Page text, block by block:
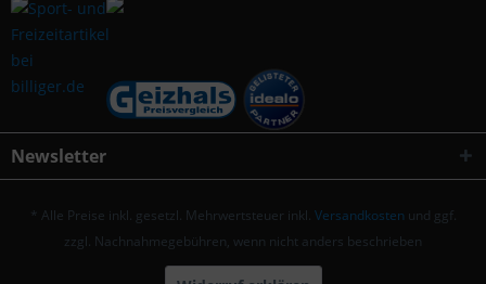
Newsletter
* Alle Preise inkl. gesetzl. Mehrwertsteuer inkl. Versandkosten und ggf.
zzgl. Nachnahmegebühren, wenn nicht anders beschrieben